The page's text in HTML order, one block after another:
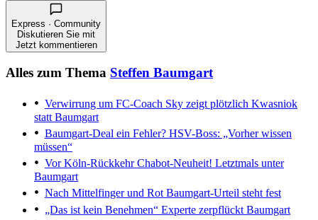
Express · Community
Diskutieren Sie mit
Jetzt kommentieren
Alles zum Thema Steffen Baumgart
Verwirrung um FC-Coach Sky zeigt plötzlich Kwasniok
statt Baumgart
Baumgart-Deal ein Fehler? HSV-Boss: „Vorher wissen
müssen“
Vor Köln-RückkehrChabot-Neuheit! Letztmals unter
Baumgart
Nach Mittelfinger und Rot Baumgart-Urteil steht fest
„Das ist kein Benehmen“ Experte zerpflückt Baumgart